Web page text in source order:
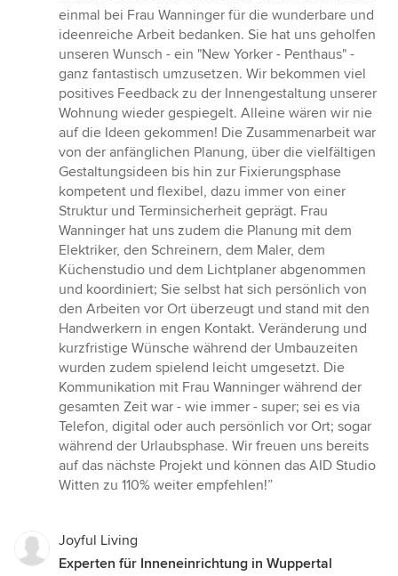
von
5
Sternen
einmal bei Frau Wanninger für die wunderbare und
ideenreiche Arbeit bedanken. Sie hat uns geholfen
unseren Wunsch - ein "New Yorker - Penthaus" -
ganz fantastisch umzusetzen. Wir bekommen viel
positives Feedback zu der Innengestaltung unserer
Wohnung wieder gespiegelt. Alleine wären wir nie
auf die Ideen gekommen! Die Zusammenarbeit war
von der anfänglichen Planung, über die vielfältigen
Gestaltungsideen bis hin zur Fixierungsphase
kompetent und flexibel, dazu immer von einer
Struktur und Terminsicherheit geprägt. Frau
Wanninger hat uns zudem die Planung mit dem
Elektriker, den Schreinern, dem Maler, dem
Küchenstudio und dem Lichtplaner abgenommen
und koordiniert; Sie selbst hat sich persönlich von
den Arbeiten vor Ort überzeugt und stand mit den
Handwerkern in engen Kontakt. Veränderung und
kurzfristige Wünsche während der Umbauzeiten
wurden zudem spielend leicht umgesetzt. Die
Kommunikation mit Frau Wanninger während der
gesamten Zeit war - wie immer - super; sei es via
Telefon, digital oder auch persönlich vor Ort; sogar
während der Urlaubsphase. Wir freuen uns bereits
auf das nächste Projekt und können das AID Studio
Witten zu 110% weiter empfehlen!”
Joyful Living
Experten für Inneneinrichtung in Wuppertal